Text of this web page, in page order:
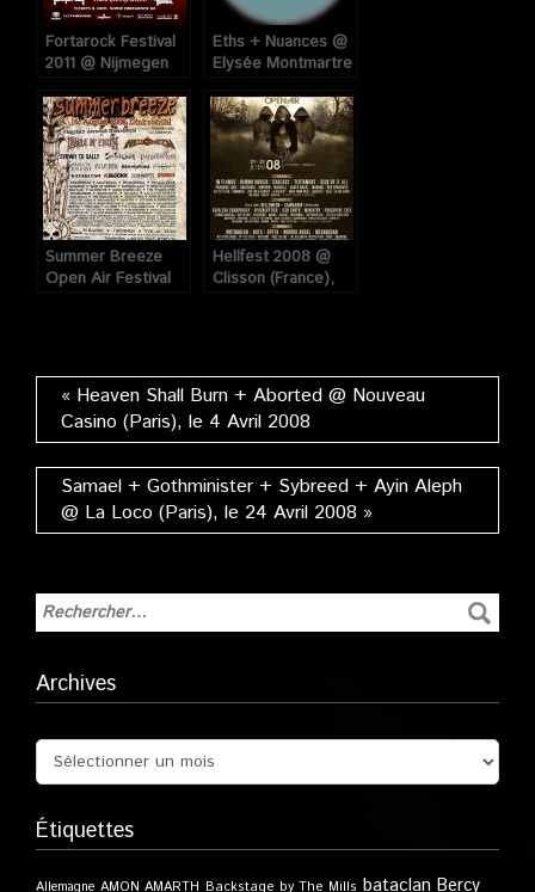
Fortarock Festival
2011 @ Nijmegen
Juillet 2011
Eths + Nuances @
Elysée Montmartre
Octobre 2008.
Summer Breeze
Open Air Festival
Hellfest 2008 @
Clisson (France),
« Heaven Shall Burn + Aborted @ Nouveau
Casino (Paris), le 4 Avril 2008
Samael + Gothminister + Sybreed + Ayin Aleph
@ La Loco (Paris), le 24 Avril 2008 »
Archives
Étiquettes
Allemagne AMON AMARTH Backstage by The Mills bataclan Bercy